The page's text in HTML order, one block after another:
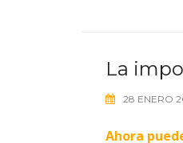
La
28 ENERO
Ahora